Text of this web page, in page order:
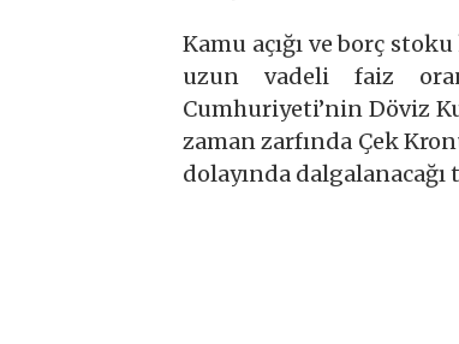
Kamu açığı ve borç
uzun vadeli faiz
Cumhuriyeti’nin Döviz
zaman zarfında Çek
dolayında